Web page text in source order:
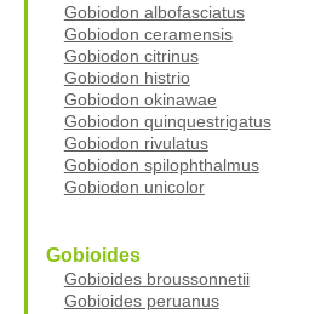
Gobiodon albofasciatus
Gobiodon ceramensis
Gobiodon citrinus
Gobiodon histrio
Gobiodon okinawae
Gobiodon quinquestrigatus
Gobiodon rivulatus
Gobiodon spilophthalmus
Gobiodon unicolor
Gobioides
Gobioides broussonnetii
Gobioides peruanus